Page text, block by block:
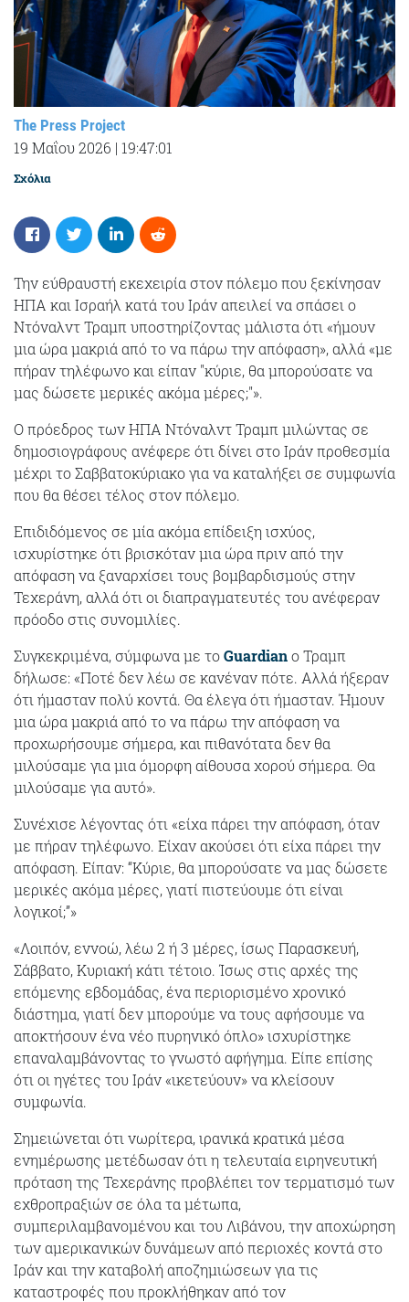
The Press Project
19 Μαΐου 2026 | 19:47:01
Σχόλια
Την εύθραυστή εκεχειρία στον πόλεμο που ξεκίνησαν
ΗΠΑ και Ισραήλ κατά του Ιράν απειλεί να σπάσει ο
Ντόναλντ Τραμπ υποστηρίζοντας μάλιστα ότι «ήμουν
μια ώρα μακριά από το να πάρω την απόφαση», αλλά «με
πήραν τηλέφωνο και είπαν "κύριε, θα μπορούσατε να
μας δώσετε μερικές ακόμα μέρες;"».
Ο πρόεδρος των ΗΠΑ Ντόναλντ Τραμπ μιλώντας σε
δημοσιογράφους ανέφερε ότι δίνει στο Ιράν προθεσμία
μέχρι το Σαββατοκύριακο για να καταλήξει σε συμφωνία
που θα θέσει τέλος στον πόλεμο.
Επιδιδόμενος σε μία ακόμα επίδειξη ισχύος,
ισχυρίστηκε ότι βρισκόταν μια ώρα πριν από την
απόφαση να ξαναρχίσει τους βομβαρδισμούς στην
Τεχεράνη, αλλά ότι οι διαπραγματευτές του ανέφεραν
πρόοδο στις συνομιλίες.
Συγκεκριμένα, σύμφωνα με τοGuardianο Τραμπ
δήλωσε: «Ποτέ δεν λέω σε κανέναν πότε. Αλλά ήξεραν
ότι ήμασταν πολύ κοντά. Θα έλεγα ότι ήμασταν. Ήμουν
μια ώρα μακριά από το να πάρω την απόφαση να
προχωρήσουμε σήμερα, και πιθανότατα δεν θα
μιλούσαμε για μια όμορφη αίθουσα χορού σήμερα. Θα
μιλούσαμε για αυτό».
Συνέχισε λέγοντας ότι «είχα πάρει την απόφαση, όταν
με πήραν τηλέφωνο. Είχαν ακούσει ότι είχα πάρει την
απόφαση. Είπαν: “Κύριε, θα μπορούσατε να μας δώσετε
μερικές ακόμα μέρες, γιατί πιστεύουμε ότι είναι
λογικοί;”»
«Λοιπόν, εννοώ, λέω 2 ή 3 μέρες, ίσως Παρασκευή,
Σάββατο, Κυριακή κάτι τέτοιο. Ίσως στις αρχές της
επόμενης εβδομάδας, ένα περιορισμένο χρονικό
διάστημα, γιατί δεν μπορούμε να τους αφήσουμε να
αποκτήσουν ένα νέο πυρηνικό όπλο» ισχυρίστηκε
επαναλαμβάνοντας το γνωστό αφήγημα. Είπε επίσης
ότι οι ηγέτες του Ιράν «ικετεύουν» να κλείσουν
συμφωνία.
Σημειώνεται ότι νωρίτερα, ιρανικά κρατικά μέσα
ενημέρωσης μετέδωσαν ότι η τελευταία ειρηνευτική
πρόταση της Τεχεράνης προβλέπει τον τερματισμό των
εχθροπραξιών σε όλα τα μέτωπα,
συμπεριλαμβανομένου και του Λιβάνου, την αποχώρηση
των αμερικανικών δυνάμεων από περιοχές κοντά στο
Ιράν και την καταβολή αποζημιώσεων για τις
καταστροφές που προκλήθηκαν από τον